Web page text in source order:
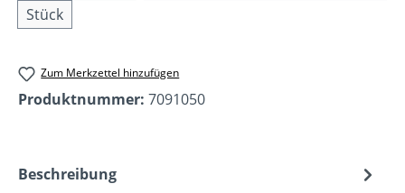
Stück
Zum Merkzettel hinzufügen
Produktnummer: 7091050
Beschreibung